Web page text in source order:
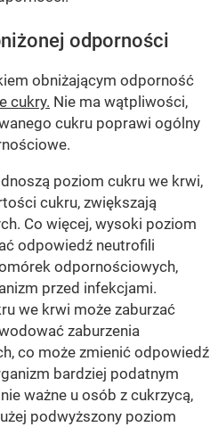
odporności
obniżającym odporność
cukry. Nie ma wątpliwości,
cukru poprawi ogólny
poziom cukru we krwi,
cukru, zwiększają
Co więcej, wysoki poziom
odpowiedź neutrofili
odpornościowych,
przed infekcjami.
we krwi może zaburzać
zaburzenia
co może zmienić odpowiedź
bardziej podatnym
ważne u osób z cukrzycą,
podwyższony poziom